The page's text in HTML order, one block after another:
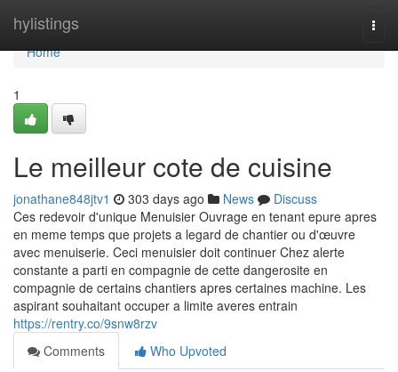
hylistings
Home
Home
1
Le meilleur cote de cuisine
jonathane848jtv1 303 days ago News
Discuss
Ces redevoir d'unique Menuisier Ouvrage en tenant epure apres
en meme temps que projets a legard de chantier ou d'œuvre
avec menuiserie. Ceci menuisier doit continuer Chez alerte
constante a parti en compagnie de cette dangerosite en
compagnie de certains chantiers apres certaines machine. Les
aspirant souhaitant occuper a limite averes entrain
https://rentry.co/9snw8rzv
Comments
Who Upvoted